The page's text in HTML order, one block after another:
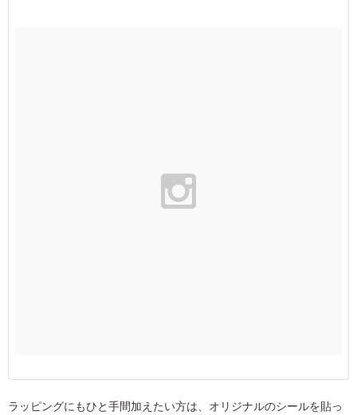
ラッピングにもひと手間加えたい方は、オリジナルのシールを貼っ